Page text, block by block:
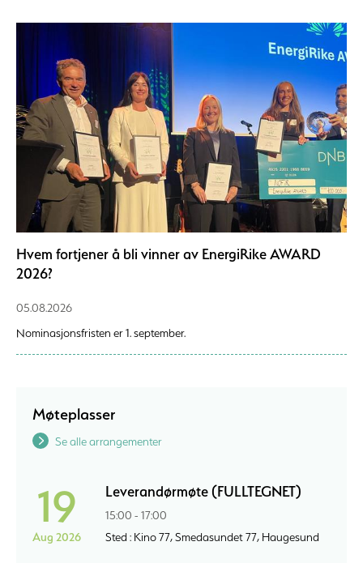
Hvem fortjener å bli vinner av EnergiRike AWARD
2026?
05.08.2026
Nominasjonsfristen er 1. september.
Møteplasser
Se alle arrangementer
19
Aug 2026
Leverandørmøte (FULLTEGNET)
15:00 - 17:00
Sted : Kino 77, Smedasundet 77, Haugesund